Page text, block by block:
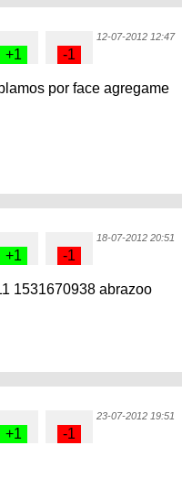
12-07-2012 12:47
por face agregame
18-07-2012 20:51
1531670938 abrazoo
23-07-2012 19:51